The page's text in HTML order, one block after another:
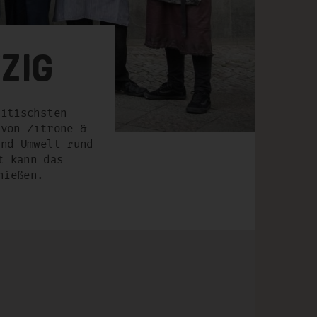
Zitrone &
Umwelt rund
kann das